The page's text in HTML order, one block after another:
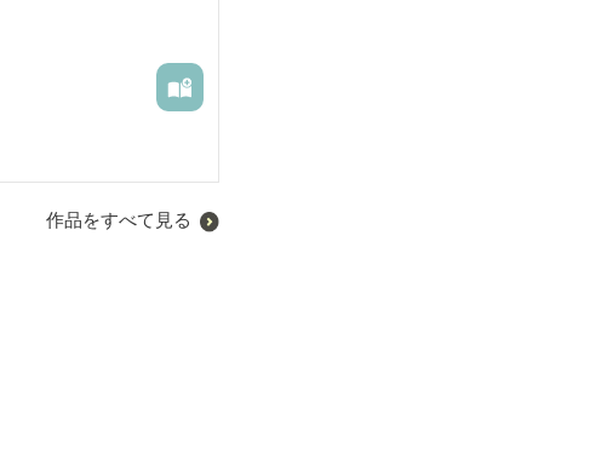
作品をすべて見る